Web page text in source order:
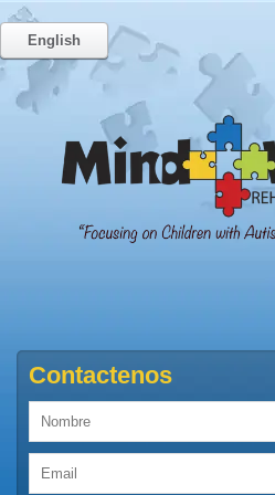
English
Contactenos